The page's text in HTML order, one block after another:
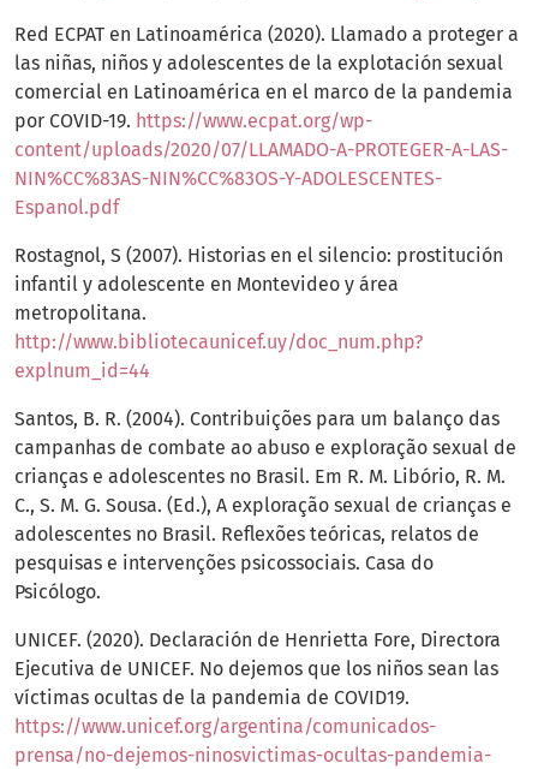
Red ECPAT en Latinoamérica (2020). Llamado a proteger a
las niñas, niños y adolescentes de la explotación sexual
comercial en Latinoamérica en el marco de la pandemia
por COVID-19. https://www.ecpat.org/wp-
content/uploads/2020/07/LLAMADO-A-PROTEGER-A-LAS-
NIN%CC%83AS-NIN%CC%83OS-Y-ADOLESCENTES-
Espanol.pdf
Rostagnol, S (2007). Historias en el silencio: prostitución
infantil y adolescente en Montevideo y área
metropolitana.
http://www.bibliotecaunicef.uy/doc_num.php?
explnum_id=44
Santos, B. R. (2004). Contribuições para um balanço das
campanhas de combate ao abuso e exploração sexual de
crianças e adolescentes no Brasil. Em R. M. Libório, R. M.
C., S. M. G. Sousa. (Ed.), A exploração sexual de crianças e
adolescentes no Brasil. Reflexões teóricas, relatos de
pesquisas e intervenções psicossociais. Casa do
Psicólogo.
UNICEF. (2020). Declaración de Henrietta Fore, Directora
Ejecutiva de UNICEF. No dejemos que los niños sean las
víctimas ocultas de la pandemia de COVID19.
https://www.unicef.org/argentina/comunicados-
prensa/no-dejemos-ninosvictimas-ocultas-pandemia-